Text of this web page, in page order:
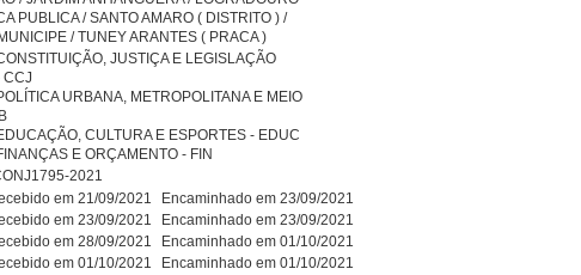
PUBLICA / SANTO AMARO ( DISTRITO ) /
/ TUNEY ARANTES ( PRACA )
JUSTIÇA E LEGISLAÇÃO
CCJ
URBANA, METROPOLITANA E MEIO
CULTURA E ESPORTES - EDUC
E ORÇAMENTO - FIN
2021
em 21/09/2021
Encaminhado em 23/09/2021
em 23/09/2021
Encaminhado em 23/09/2021
em 28/09/2021
Encaminhado em 01/10/2021
em 01/10/2021
Encaminhado em 01/10/2021